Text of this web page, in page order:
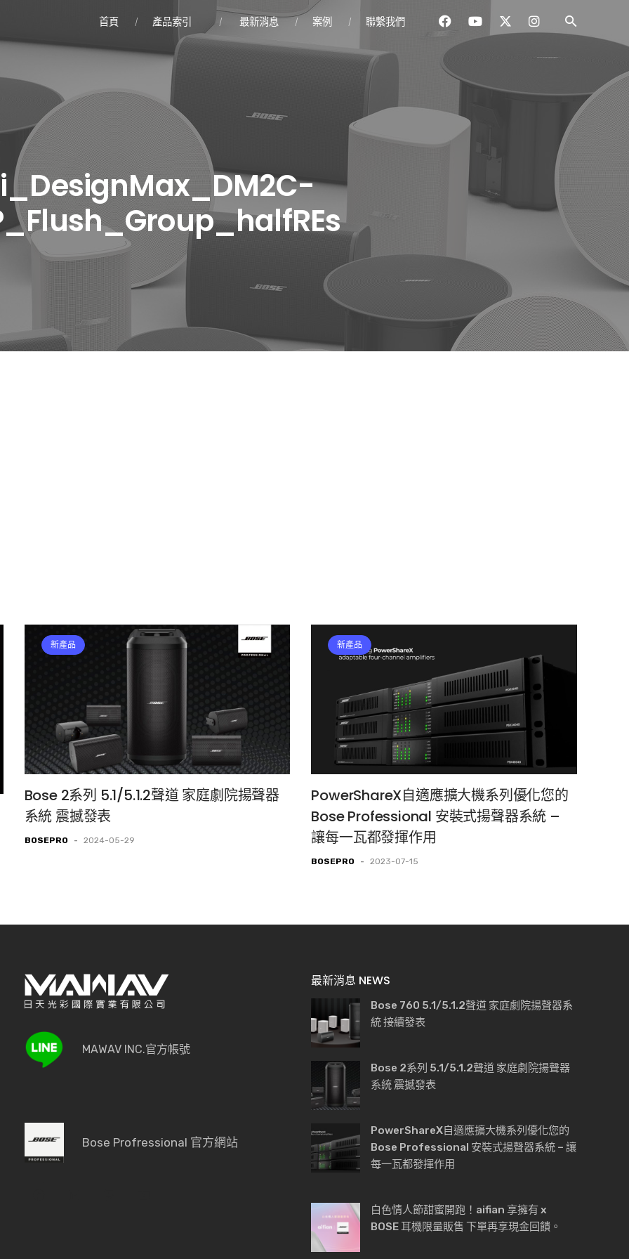
首頁 產品索引 最新消息 案例 聯繫我們
i_DesignMax_DM2C-
新產品
Bose 2系列 5.1/5.1.2聲道 家庭劇院揚聲器
系統 震撼發表
BOSEPRO - 2024-05-29
新產品
PowerShareX自適應擴大機系列優化您的
Bose Professional 安裝式揚聲器系統 –
讓每一瓦都發揮作用
BOSEPRO - 2023-07-15
MAWAV INC.官方帳號
Bose Profressional 官方網站
最新消息 NEWS
Bose 760 5.1/5.1.2聲道 家庭劇院揚聲器系
統 接續發表
Bose 2系列 5.1/5.1.2聲道 家庭劇院揚聲器
系統 震撼發表
PowerShareX自適應擴大機系列優化您的
Bose Professional 安裝式揚聲器系統 – 讓
每一瓦都發揮作用
白色情人節甜蜜開跑！aifian 享擁有 x
BOSE 耳機限量販售 下單再享現金回饋。